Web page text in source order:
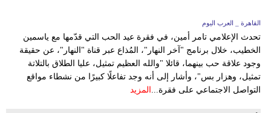
القاهرة _ العرب اليوم
تحدث الإعلامي تامر أمين، في فقرة عيد الحب التي قدّمها مع ياسمين
الخطيب، خلال برنامج "آخر النهار"، المُذاع عبر قناة "النهار"، عن حقيقة
وجود علاقة حب بينهما، قائلا "والله العظيم تمثيل، عليا الطلاق بالتلاتة
تمثيل، وهزار بس"، وأشار إلى أنه وجد تفاعلًا كبيرًا من نشطاء مواقع
التواصل الاجتماعي على فقرة... المزيد